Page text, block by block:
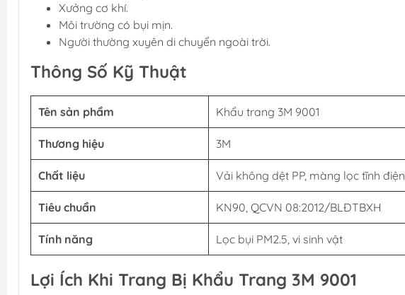
Xưởng cơ khí.
Môi trường có bụi mịn.
Người thường xuyên di chuyển ngoài trời.
Thông Số Kỹ Thuật
Tên sản phẩm Khẩu trang 3M 9001
Thương hiệu 3M
Chất liệu Vải không dệt PP, màng lọc tĩnh điện
Tiêu chuẩn KN90, QCVN 08:2012/BLĐTBXH
Tính năng Lọc bụi PM2.5, vi sinh vật
Lợi Ích Khi Trang Bị Khẩu Trang 3M 9001